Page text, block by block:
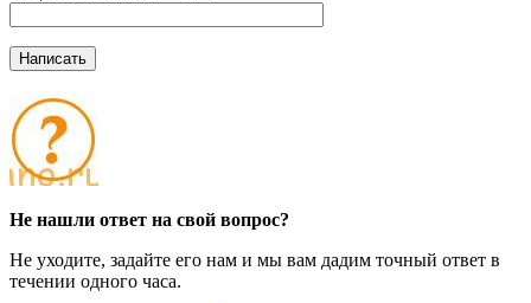
Не нашли ответ на свой вопрос?
Не уходите, задайте его нам и мы вам дадим точный ответ в
течении одного часа.